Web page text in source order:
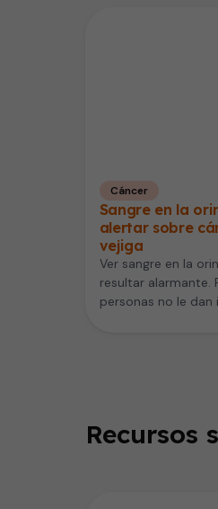
Cáncer
Sangre en la
alertar sobre
vejiga
Ver sangre en la
resultar alarmante.
personas no le
Recursos